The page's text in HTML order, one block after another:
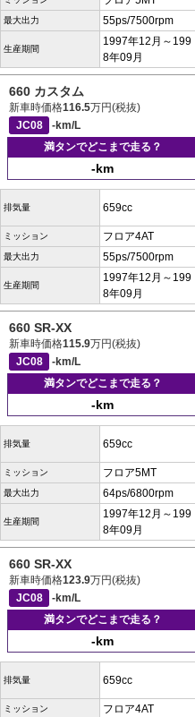
最大出力 55ps/7500rpm
生産期間
1997年12月～199
8年09月
660 カスタム
新車時価格116.5万円(税抜)
JC08
-km/L
満タンでどこまで走る？
-km
排気量 659cc
ミッション フロア4AT
最大出力 55ps/7500rpm
生産期間
1997年12月～199
8年09月
660 SR-XX
新車時価格115.9万円(税抜)
JC08
-km/L
満タンでどこまで走る？
-km
排気量 659cc
ミッション フロア5MT
最大出力 64ps/6800rpm
生産期間
1997年12月～199
8年09月
660 SR-XX
新車時価格123.9万円(税抜)
JC08
-km/L
満タンでどこまで走る？
-km
排気量 659cc
ミッション フロア4AT